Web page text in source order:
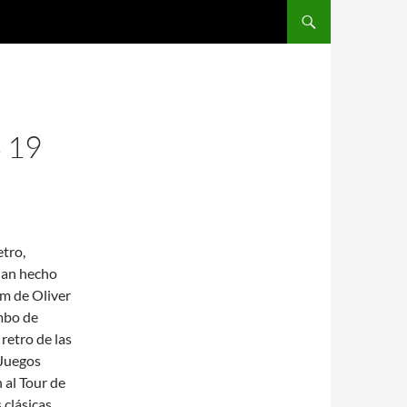
19
hecho
de Oliver
de
de las
Tour de